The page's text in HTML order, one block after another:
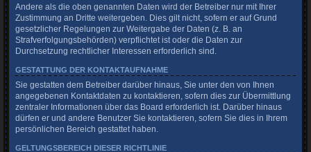
Andere als die oben genannten Daten wird der Betreiber nur mit Ihrer
Zustimmung an Dritte weitergeben. Dies gilt nicht, sofern er auf Grund
gesetzlicher Regelungen zur Weitergabe der Daten (z. B. an
Strafverfolgungsbehörden) verpflichtet ist oder die Daten zur
Durchsetzung rechtlicher Interessen erforderlich sind.
GESTATTUNG DER KONTAKTAUFNAHME
Sie gestatten dem Betreiber darüber hinaus, Sie unter den von Ihnen
angegebenen Kontaktdaten zu kontaktieren, sofern dies zur Übermittlung
zentraler Informationen über das Board erforderlich ist. Darüber hinaus
dürfen er und andere Benutzer Sie kontaktieren, sofern Sie dies in Ihrem
persönlichen Bereich gestattet haben.
GELTUNGSBEREICH DIESER RICHTLINIE